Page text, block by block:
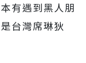
有遇到黑人朋
台灣席琳狄